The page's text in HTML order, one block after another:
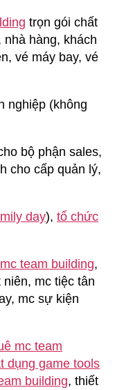
trọn gói chất
nhà hàng, khách
vé máy bay, vé
nghiệp (không
bộ phận sales,
cho cấp quản lý,
day), tổ chức
mc team building,
mc tiệc tân
mc sự kiện
mc team
dụng game tools
building, thiết